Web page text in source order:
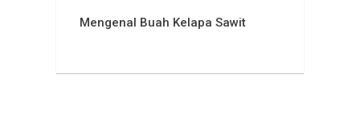
Mengenal Buah Kelapa Sawit